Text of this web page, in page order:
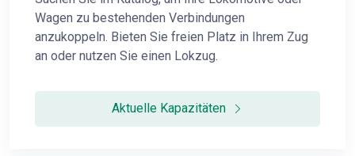
Wagen zu bestehenden Verbindungen
anzukoppeln. Bieten Sie freien Platz in Ihrem Zug
an oder nutzen Sie einen Lokzug.
Aktuelle Kapazitäten